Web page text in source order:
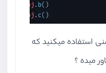
استفاده میکنید که
میده ؟